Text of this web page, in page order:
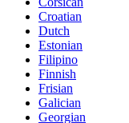
Croatian
Dutch
Estonian
Filipino
Finnish
Frisian
Galician
Georgian